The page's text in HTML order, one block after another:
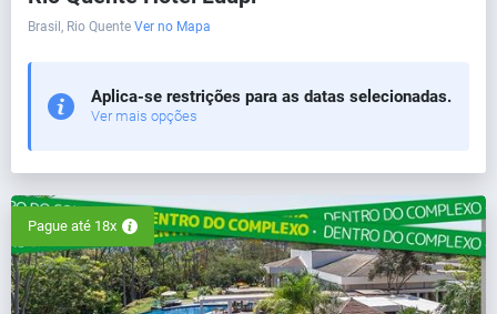
Brasil, Rio Quente Ver no Mapa
Aplica-se restrições para as datas selecionadas.
Ver mais opções
Pague até 18x